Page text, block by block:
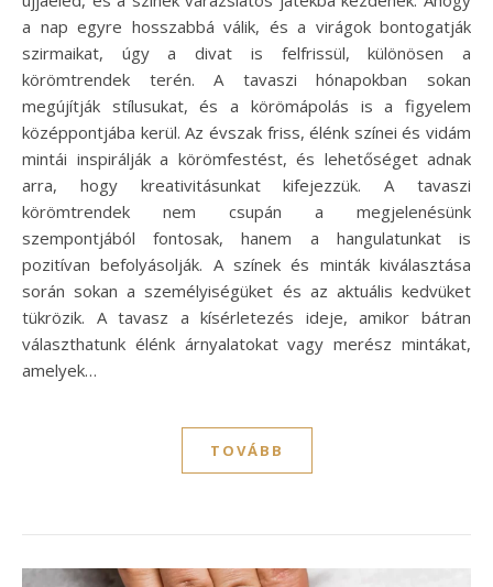
a nap egyre hosszabbá válik, és a virágok bontogatják
szirmaikat, úgy a divat is felfrissül, különösen a
körömtrendek terén. A tavaszi hónapokban sokan
megújítják stílusukat, és a körömápolás is a figyelem
középpontjába kerül. Az évszak friss, élénk színei és vidám
mintái inspirálják a körömfestést, és lehetőséget adnak
arra, hogy kreativitásunkat kifejezzük. A tavaszi
körömtrendek nem csupán a megjelenésünk
szempontjából fontosak, hanem a hangulatunkat is
pozitívan befolyásolják. A színek és minták kiválasztása
során sokan a személyiségüket és az aktuális kedvüket
tükrözik. A tavasz a kísérletezés ideje, amikor bátran
választhatunk élénk árnyalatokat vagy merész mintákat,
amelyek…
TOVÁBB